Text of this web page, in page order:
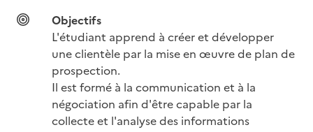
Objectifs
L'étudiant apprend à créer et développer
une clientèle par la mise en œuvre de plan de
prospection.
Il est formé à la communication et à la
négociation afin d'être capable par la
collecte et l'analyse des informations